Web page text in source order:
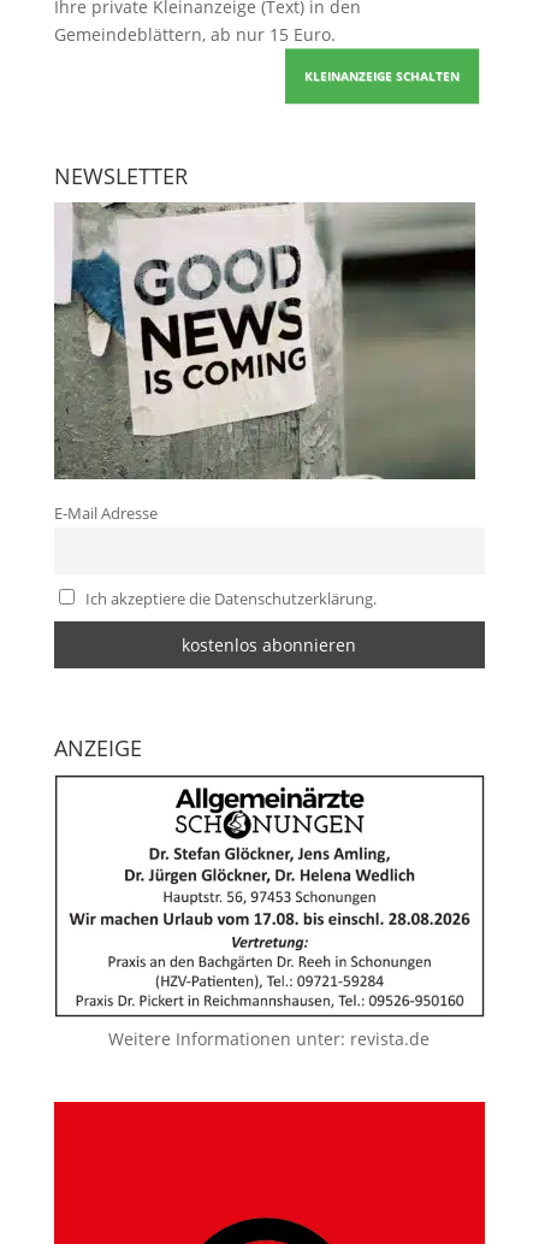
Ihre private Kleinanzeige (Text) in den
Gemeindeblättern, ab nur 15 Euro.
KLEINANZEIGE SCHALTEN
NEWSLETTER
E-Mail Adresse
Ich akzeptiere die Datenschutzerklärung.
ANZEIGE
Weitere Informationen unter: revista.de